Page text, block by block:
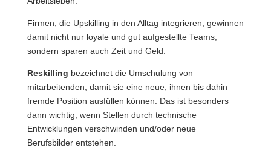
Firmen, die Upskilling in den Alltag integrieren, gewinnen
damit nicht nur loyale und gut aufgestellte Teams,
sondern sparen auch Zeit und Geld.
Reskilling bezeichnet die Umschulung von
mitarbeitenden, damit sie eine neue, ihnen bis dahin
fremde Position ausfüllen können. Das ist besonders
dann wichtig, wenn Stellen durch technische
Entwicklungen verschwinden und/oder neue
Berufsbilder entstehen.